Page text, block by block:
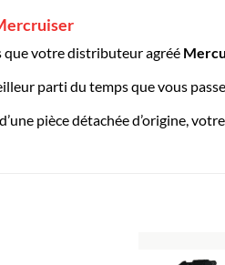
que votre distributeur agréé
parti du temps que vous
pièce détachée d’origine,